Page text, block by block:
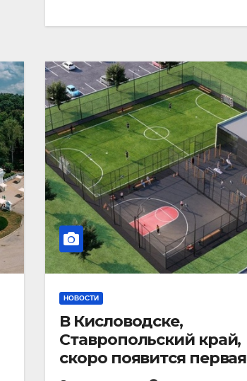
НОВОСТИ
В Кисловодске,
Ставропольский край,
скоро появится первая
«умная площадка».